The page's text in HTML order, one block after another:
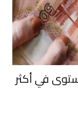
في أكثر